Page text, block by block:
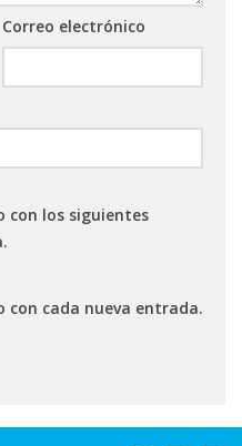
Correo electrónico
con los siguientes
con cada nueva entrada.